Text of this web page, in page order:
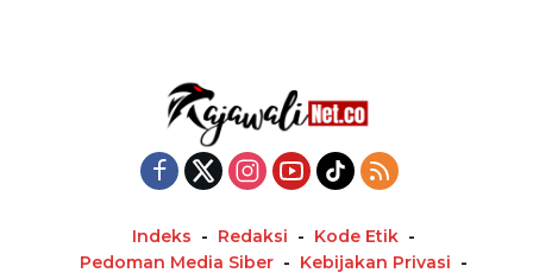
Indeks Redaksi
Kode Etik
Pedoman Media Siber
Kebijakan Privasi